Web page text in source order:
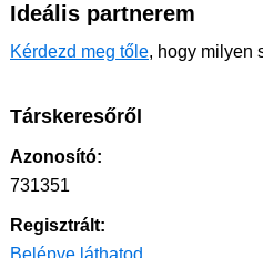
Ideális partnerem
Kérdezd meg tőle, hogy milyen
Társkeresőről
Azonosító:
731351
Regisztrált: